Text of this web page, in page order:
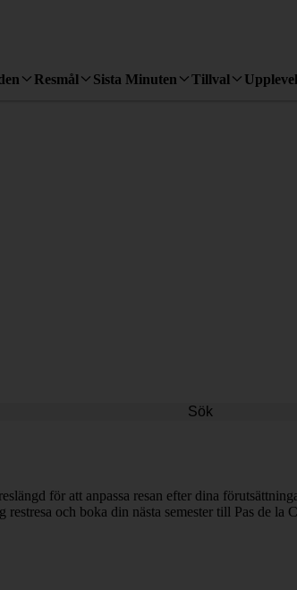
Resmål Sista Minuten Tillval
Sök
för att anpassa resan efter dina
och boka din nästa semester till Pas de la